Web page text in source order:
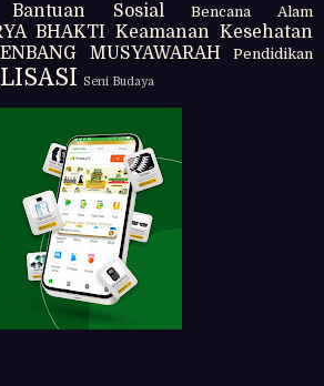
Bantuan Sosial Bencana Alam
BHAKTI Keamanan Kesehatan
MUSYAWARAH Pendidikan
Seni Budaya